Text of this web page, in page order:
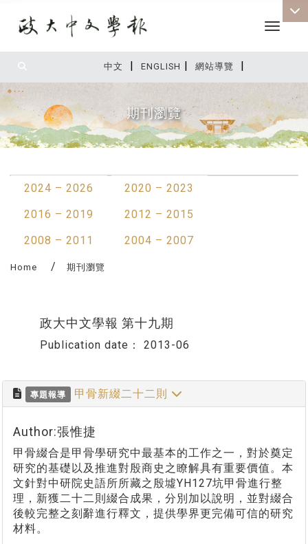
中文 | ENGLISH | 網站導覽 |
Toggle
期刊瀏覽
2024 – 2026
2020 – 2023
2016 – 2019
2012 – 2015
2008 – 2011
2004 – 2007
Home 期刊瀏覽
政大中文學報 第十九期
Publication date： 2013-06
專題報導 甲骨新綴二十二則
Author:張惟捷
甲骨綴合是甲骨學研究中最基本的工作之一，對於奠定
研究的基礎以及推進對殷商史之瞭解具有重要價值。本
文針對中研院史語所所藏之殷墟YH127坑甲骨進行整
理，新獲二十二則綴合成果，分別加以說明，並對綴合
後較完整之刻辭進行釋文，提供學界更完備可信的研究
材料。